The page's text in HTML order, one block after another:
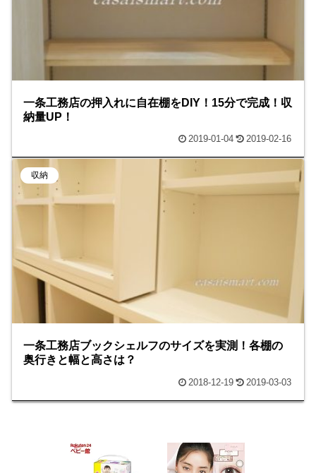
一条工務店の押入れに自在棚をDIY！15分で完成！収
納量UP！
2019-01-04 2019-02-16
収納
一条工務店ブックシェルフのサイズを実測！各棚の
奥行きと幅と高さは？
2018-12-19 2019-03-03